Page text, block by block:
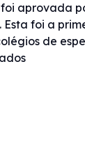
aprovada
foi a
de